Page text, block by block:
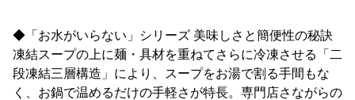
◆「お水がいらない」シリーズ 美味しさと簡便性の秘訣
凍結スープの上に麺・具材を重ねてさらに冷凍させる「二
段凍結三層構造」により、スープをお湯で割る手間もな
く、お鍋で温めるだけの手軽さが特長。専門店さながらの